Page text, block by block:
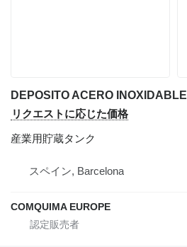
DEPOSITO ACERO INOXIDABLE
リクエストに応じた価格
産業用貯蔵タンク
スペイン, Barcelona
COMQUIMA EUROPE